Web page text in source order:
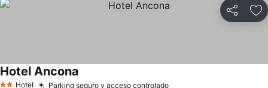
Compartir
Hotel Parking seguro y acceso controlado
Hotel Ancona